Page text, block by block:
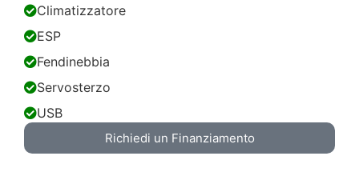
Climatizzatore
ESP
Fendinebbia
Servosterzo
USB
Richiedi un Finanziamento